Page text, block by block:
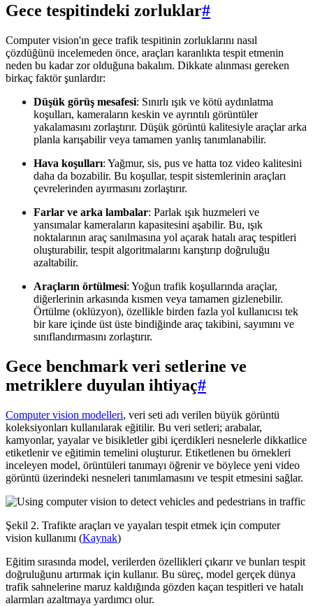
Gece tespitindeki zorluklar#
Computer vision'ın gece trafik tespitinin zorluklarını nasıl
çözdüğünü incelemeden önce, araçları karanlıkta tespit etmenin
neden bu kadar zor olduğuna bakalım. Dikkate alınması gereken
birkaç faktör şunlardır:
Düşük görüş mesafesi: Sınırlı ışık ve kötü aydınlatma
koşulları, kameraların keskin ve ayrıntılı görüntüler
yakalamasını zorlaştırır. Düşük görüntü kalitesiyle araçlar arka
planla karışabilir veya tamamen yanlış tanımlanabilir.
Hava koşulları: Yağmur, sis, pus ve hatta toz video kalitesini
daha da bozabilir. Bu koşullar, tespit sistemlerinin araçları
çevrelerinden ayırmasını zorlaştırır.
Farlar ve arka lambalar: Parlak ışık huzmeleri ve
yansımalar kameraların kapasitesini aşabilir. Bu, ışık
noktalarının araç sanılmasına yol açarak hatalı araç tespitleri
oluşturabilir, tespit algoritmalarını karıştırıp doğruluğu
azaltabilir.
Araçların örtülmesi: Yoğun trafik koşullarında araçlar,
diğerlerinin arkasında kısmen veya tamamen gizlenebilir.
Örtülme (oklüzyon), özellikle birden fazla yol kullanıcısı tek
bir kare içinde üst üste bindiğinde araç takibini, sayımını ve
sınıflandırmasını zorlaştırır.
Gece benchmark veri setlerine ve
metriklere duyulan ihtiyaç#
Computer vision modelleri, veri seti adı verilen büyük görüntü
koleksiyonları kullanılarak eğitilir. Bu veri setleri; arabalar,
kamyonlar, yayalar ve bisikletler gibi içerdikleri nesnelerle dikkatlice
etiketlenir ve eğitimin temelini oluşturur. Etiketlenen bu örnekleri
inceleyen model, örüntüleri tanımayı öğrenir ve böylece yeni video
görüntü üzerindeki nesneleri tanımlamasını ve tespit etmesini sağlar.
Şekil 2. Trafikte araçları ve yayaları tespit etmek için computer
vision kullanımı (Kaynak)
Eğitim sırasında model, verilerden özellikleri çıkarır ve bunları tespit
doğruluğunu artırmak için kullanır. Bu süreç, model gerçek dünya
trafik sahnelerine maruz kaldığında gözden kaçan tespitleri ve hatalı
alarmları azaltmaya yardımcı olur.